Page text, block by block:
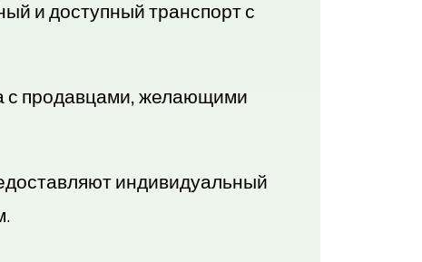
и доступный транспорт с
с продавцами, желающими
индивидуальный